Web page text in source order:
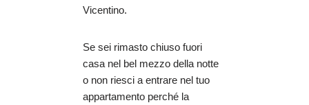
Vicentino.
Se sei rimasto chiuso fuori
casa nel bel mezzo della notte
o non riesci a entrare nel tuo
appartamento perché la